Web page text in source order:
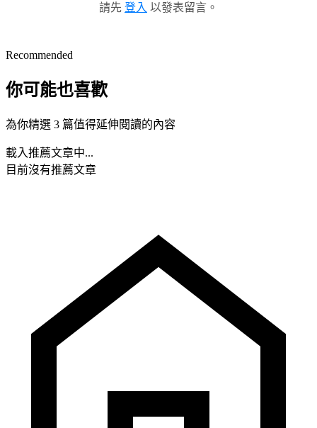
請先 登入 以發表留言。
Recommended
你可能也喜歡
為你精選 3 篇值得延伸閱讀的內容
載入推薦文章中...
目前沒有推薦文章